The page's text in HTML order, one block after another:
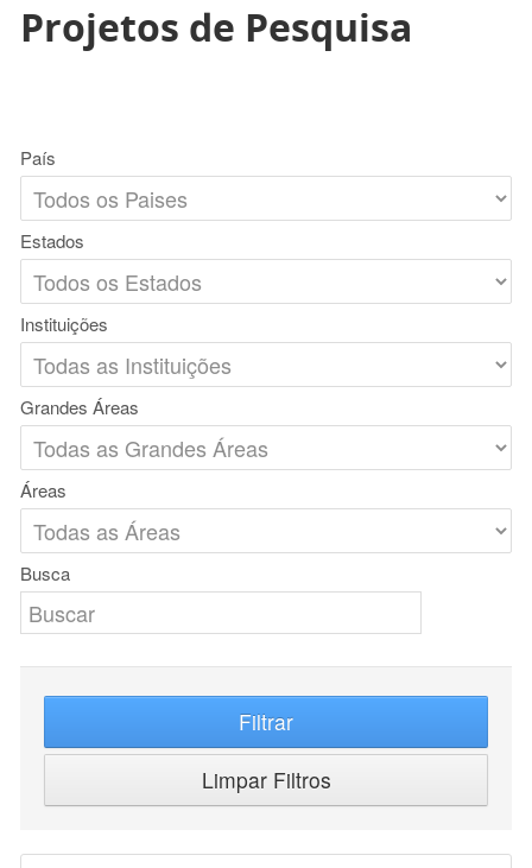
Projetos de Pesquisa
País
Estados
Instituições
Grandes Áreas
Áreas
Busca
Filtrar
Limpar Filtros